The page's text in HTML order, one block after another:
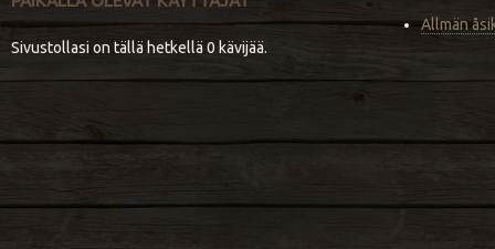
Sivustollasi on tällä hetkellä 0 kävijää.
Allmän